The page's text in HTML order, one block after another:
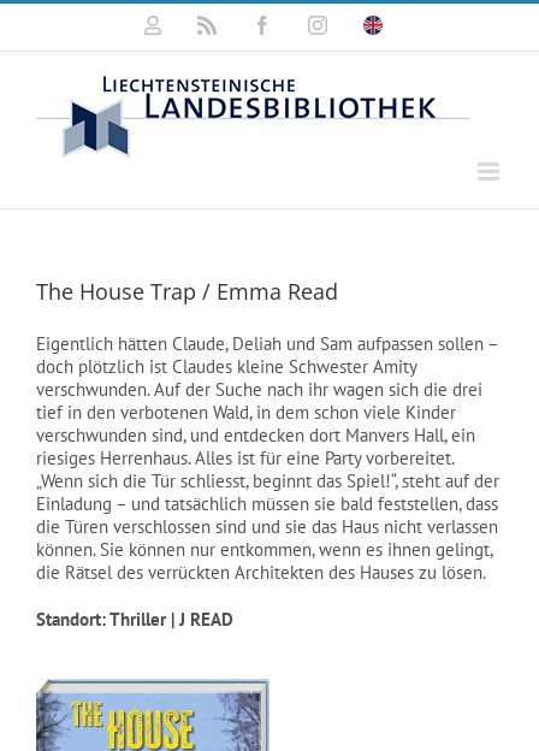
Zum
springen
Mein
FacebookInstagram
Click
The House Trap / Emma Read
Eigentlich hätten Claude, Deliah und Sam aufpassen sollen –
doch plötzlich ist Claudes kleine Schwester Amity
verschwunden. Auf der Suche nach ihr wagen sich die drei
tief in den verbotenen Wald, in dem schon viele Kinder
verschwunden sind, und entdecken dort Manvers Hall, ein
riesiges Herrenhaus. Alles ist für eine Party vorbereitet.
„Wenn sich die Tür schliesst, beginnt das Spiel!“, steht auf der
Einladung – und tatsächlich müssen sie bald feststellen, dass
die Türen verschlossen sind und sie das Haus nicht verlassen
können. Sie können nur entkommen, wenn es ihnen gelingt,
die Rätsel des verrückten Architekten des Hauses zu lösen.
Standort: Thriller | J READ